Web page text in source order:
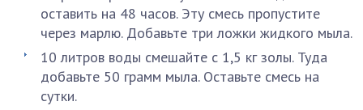
оставить на 48 часов. Эту смесь пропустите
через марлю. Добавьте три ложки жидкого мыла.
10 литров воды смешайте с 1,5 кг золы. Туда
добавьте 50 грамм мыла. Оставьте смесь на
сутки.